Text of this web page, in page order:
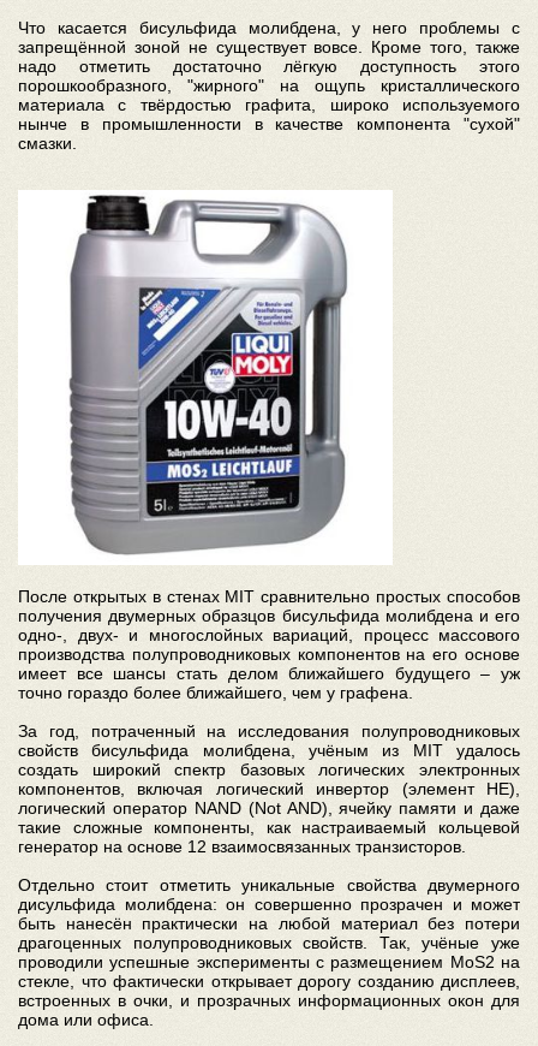
Что касается бисульфида молибдена, у него проблемы с
запрещённой зоной не существует вовсе. Кроме того, также
надо отметить достаточно лёгкую доступность этого
порошкообразного, "жирного" на ощупь кристаллического
материала с твёрдостью графита, широко используемого
нынче в промышленности в качестве компонента "сухой"
смазки.
После открытых в стенах MIT сравнительно простых способов
получения двумерных образцов бисульфида молибдена и его
одно-, двух- и многослойных вариаций, процесс массового
производства полупроводниковых компонентов на его основе
имеет все шансы стать делом ближайшего будущего – уж
точно гораздо более ближайшего, чем у графена.
За год, потраченный на исследования полупроводниковых
свойств бисульфида молибдена, учёным из MIT удалось
создать широкий спектр базовых логических электронных
компонентов, включая логический инвертор (элемент НЕ),
логический оператор NAND (Not AND), ячейку памяти и даже
такие сложные компоненты, как настраиваемый кольцевой
генератор на основе 12 взаимосвязанных транзисторов.
Отдельно стоит отметить уникальные свойства двумерного
дисульфида молибдена: он совершенно прозрачен и может
быть нанесён практически на любой материал без потери
драгоценных полупроводниковых свойств. Так, учёные уже
проводили успешные эксперименты с размещением MoS2 на
стекле, что фактически открывает дорогу созданию дисплеев,
встроенных в очки, и прозрачных информационных окон для
дома или офиса.